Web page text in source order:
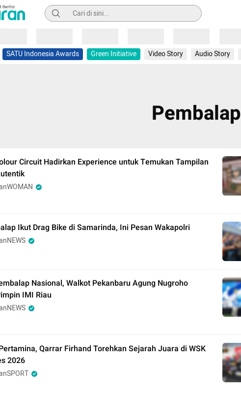
Pencarian
SATU Indonesia Awards Green Initiative Video Story Audio Story
Pembalap
Circuit Hadirkan Experience untuk Temukan Tampilan
Ikut Drag Bike di Samarinda, Ini Pesan Wakapolri
Nasional, Walkot Pekanbaru Agung Nugroho
IMI Riau
Qarrar Firhand Torehkan Sejarah Juara di WSK
2026